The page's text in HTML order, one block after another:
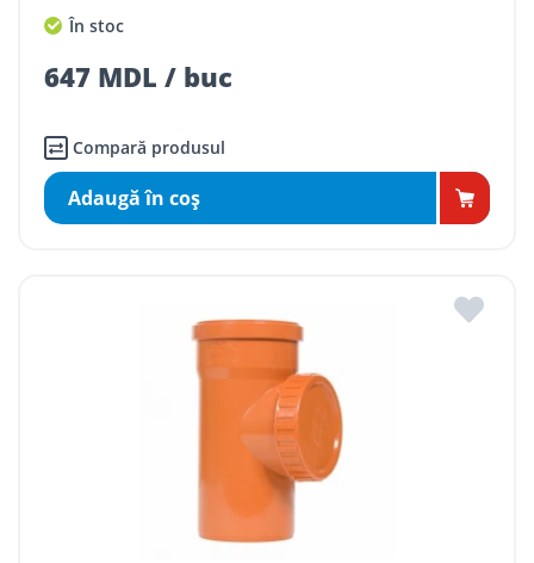
În stoc
647 MDL / buc
Compară produsul
Adaugă în coş